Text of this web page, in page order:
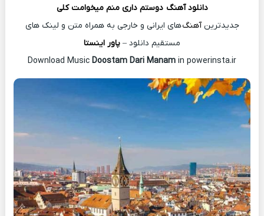
دانلود آهنگ دوستم داری منم میخوامت کلی
جدیدترینآهنگهای ایرانی و خارجی به همراه متن و لینک های
مستقیم دانلود – پاور اینستا
Download Music
Doostam Dari Manam in powerinsta.ir